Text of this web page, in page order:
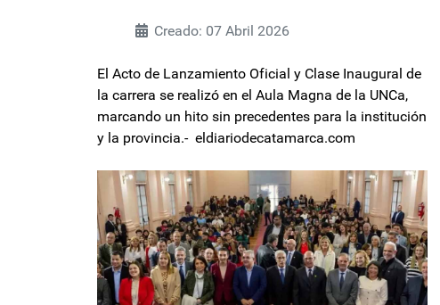
Creado: 07 Abril 2026
El Acto de Lanzamiento Oficial y Clase Inaugural de
la carrera se realizó en el Aula Magna de la UNCa,
marcando un hito sin precedentes para la institución
y la provincia.- eldiariodecatamarca.com